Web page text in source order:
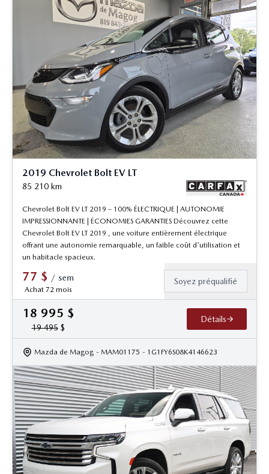
2019 Chevrolet Bolt EV LT
85 210 km
Chevrolet Bolt EV LT 2019 – 100% ÉLECTRIQUE | AUTONOMIE
IMPRESSIONNANTE | ÉCONOMIES GARANTIES Découvrez cette
Chevrolet Bolt EV LT 2019 , une voiture entièrement électrique
offrant une autonomie remarquable, un faible coût d'utilisation et
un habitacle spacieux.
77 $ / sem
Achat 72 mois
Soyez préqualifié
18 995 $
19 495$
Détails
Mazda de Magog - MAM01175 - 1G1FY6S08K4146623